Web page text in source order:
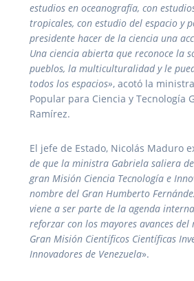
estudios en oceanografía, con
tropicales, con estudio del espacio y
presidente hacer de la ciencia una
Una ciencia abierta que reconoce la
pueblos, la multiculturalidad y le
todos los espacios», acotó la
Popular para Ciencia y Tecnología
Ramírez.
El jefe de Estado, Nicolás Maduro
de que la ministra Gabriela saliera
gran Misión Ciencia Tecnología e
nombre del Gran Humberto
viene a ser parte de la agenda
reforzar con los mayores avances
Gran Misión Científicos Científicas
Innovadores de Venezuela».